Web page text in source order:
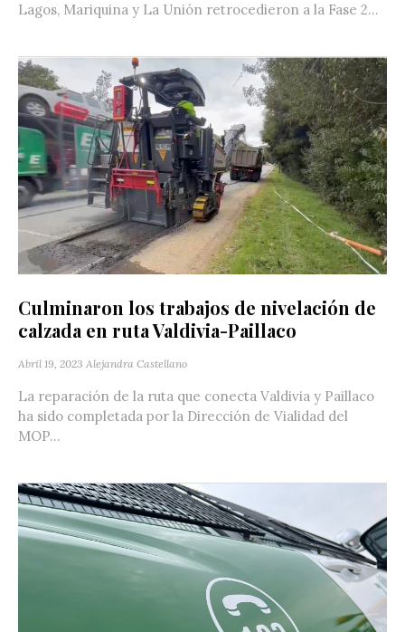
Lagos, Mariquina y La Unión retrocedieron a la Fase 2...
Culminaron los trabajos de nivelación de
calzada en ruta Valdivia-Paillaco
Abril 19, 2023 Alejandra Castellano
La reparación de la ruta que conecta Valdivia y Paillaco
ha sido completada por la Dirección de Vialidad del
MOP...